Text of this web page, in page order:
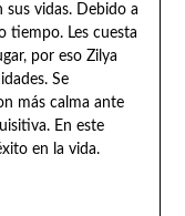
sus vidas. Debido a
tiempo. Les cuesta
por eso Zilya
Se
más calma ante
En este
en la vida.